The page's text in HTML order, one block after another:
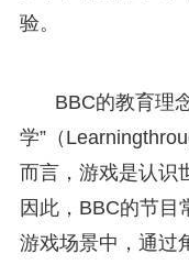
验。
BBC的教育理
学”（
而言，游戏是认识
因此，BBC的节目
游戏场景中，通过